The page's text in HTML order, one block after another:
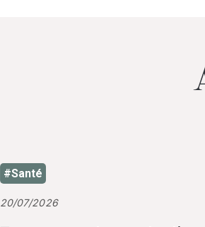
#Santé
20/07/2026